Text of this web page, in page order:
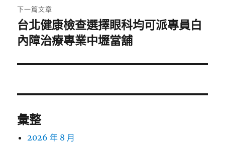
章:
下一篇文章
下
一
文
台北健康檢查選擇眼科均可派專員白
內障治療專業中壢當舖
彙整
2026 年 8 月